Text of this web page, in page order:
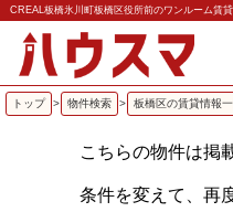
CREAL板橋氷川町板橋区役所前のワンルーム賃
トップ > 物件検索 > 板橋区の賃貸情報
こちらの物件は掲
条件を変えて、再